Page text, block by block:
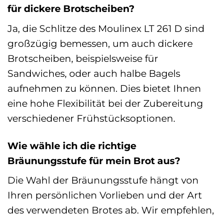
für dickere Brotscheiben?
Ja, die Schlitze des Moulinex LT 261 D sind
großzügig bemessen, um auch dickere
Brotscheiben, beispielsweise für
Sandwiches, oder auch halbe Bagels
aufnehmen zu können. Dies bietet Ihnen
eine hohe Flexibilität bei der Zubereitung
verschiedener Frühstücksoptionen.
Wie wähle ich die richtige
Bräunungsstufe für mein Brot aus?
Die Wahl der Bräunungsstufe hängt von
Ihren persönlichen Vorlieben und der Art
des verwendeten Brotes ab. Wir empfehlen,